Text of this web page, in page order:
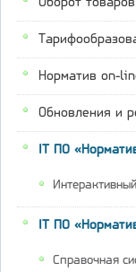
Норматив on-
Обновления и
IT ПО
IT ПО
Справочная